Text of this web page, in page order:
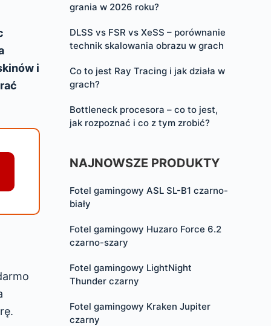
i
grania w 2026 roku?
DLSS vs FSR vs XeSS – porównanie
technik skalowania obrazu w grach
Co to jest Ray Tracing i jak działa w
grach?
Bottleneck procesora – co to jest,
jak rozpoznać i co z tym zrobić?
NAJNOWSZE PRODUKTY
Fotel gamingowy ASL SL-B1 czarno-
biały
Fotel gamingowy Huzaro Force 6.2
czarno-szary
Fotel gamingowy LightNight
Thunder czarny
Fotel gamingowy Kraken Jupiter
czarny